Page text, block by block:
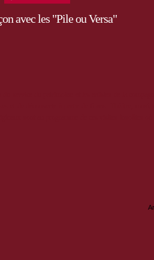
avec les "Pile ou Versa"